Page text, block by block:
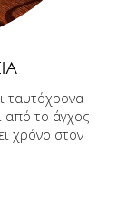
ταυτόχρονα
από το άγχος
χρόνο στον